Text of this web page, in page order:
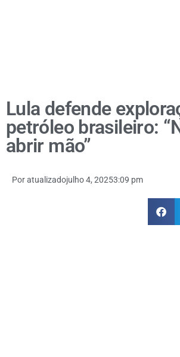
Lula defende
petróleo brasileiro:
abrir mão”
Poratualizadojulho 4, 20253:09 pm